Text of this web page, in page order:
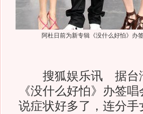
阿杜日前为新专辑《没什么好怕》办
搜狐娱乐讯 据台湾
《没什么好怕》办签
说症状好多了，连分